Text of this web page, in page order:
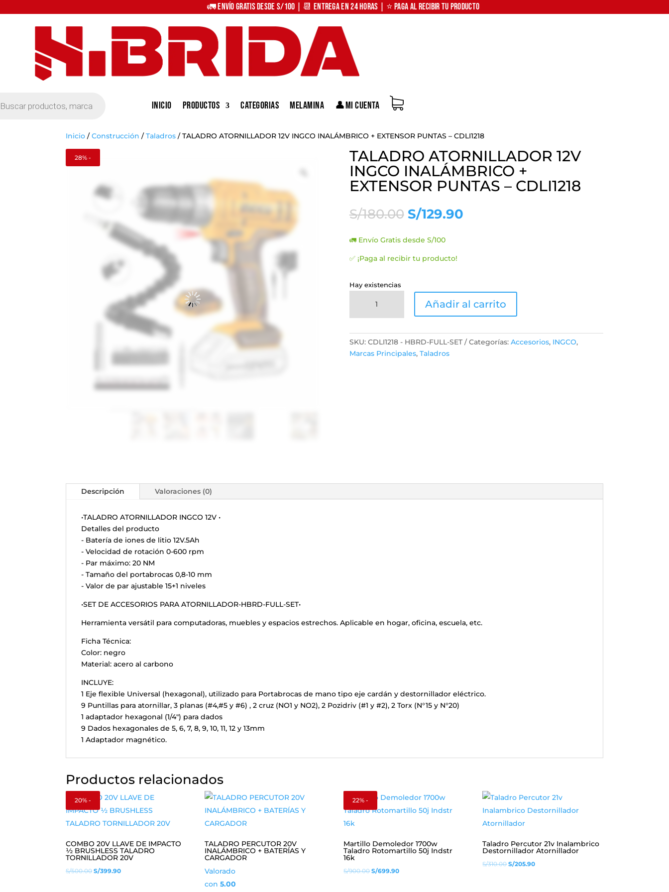
🚛 Envío Gratis desde S/100 | 📆 Entrega en 24 horas | ⭐ Paga al recibir tu producto
Inicio Productos Categorias Melamina 👤Mi Cuenta
Inicio /Construcción /Taladros /TALADRO ATORNILLADOR 12V INGCO INALÁMBRICO + EXTENSOR PUNTAS – CDLI1218
28% -
TALADRO ATORNILLADOR 12V
INGCO INALÁMBRICO +
EXTENSOR PUNTAS – CDLI1218
S/180.00 El
precio
original
era:
S/180.00.
S/129.90El
🚛 Envío Gratis desde S/100
✅ ¡Paga al recibir tu producto!
Hay existencias
ATORNILLADOR
12V
INALÁMBRICO
+
Añadir al carrito
SKU: CDLI1218 - HBRD-FULL-SET Categorías: Accesorios, INGCO,
Marcas Principales, Taladros
Descripción Valoraciones (0)
•TALADRO ATORNILLADOR INGCO 12V •
Detalles del producto
- Batería de iones de litio 12V.5Ah
- Velocidad de rotación 0-600 rpm
- Par máximo: 20 NM
- Tamaño del portabrocas 0,8-10 mm
- Valor de par ajustable 15+1 niveles
•SET DE ACCESORIOS PARA ATORNILLADOR-HBRD-FULL-SET•
Herramienta versátil para computadoras, muebles y espacios estrechos. Aplicable en hogar, oficina, escuela, etc.
Ficha Técnica:
Color: negro
Material: acero al carbono
INCLUYE:
1 Eje flexible Universal (hexagonal), utilizado para Portabrocas de mano tipo eje cardán y destornillador eléctrico.
9 Puntillas para atornillar, 3 planas (#4,#5 y #6) , 2 cruz (NO1 y NO2), 2 Pozidriv (#1 y #2), 2 Torx (N°15 y N°20)
1 adaptador hexagonal (1/4") para dados
9 Dados hexagonales de 5, 6, 7, 8, 9, 10, 11, 12 y 13mm
1 Adaptador magnético.
Productos relacionados
20% -
COMBO 20V LLAVE DE IMPACTO
½ BRUSHLESS TALADRO
TORNILLADOR 20V
S/500.00 El
S/399.90El
TALADRO PERCUTOR 20V
INALÁMBRICO + BATERÍAS Y
CARGADOR
Valorado
con5.00
22% -
Martillo Demoledor 1700w
Taladro Rotomartillo 50j Indstr
16k
S/900.00El
S/699.90El
Taladro Percutor 21v Inalambrico
Destornillador Atornillador
S/310.00El
S/205.90El